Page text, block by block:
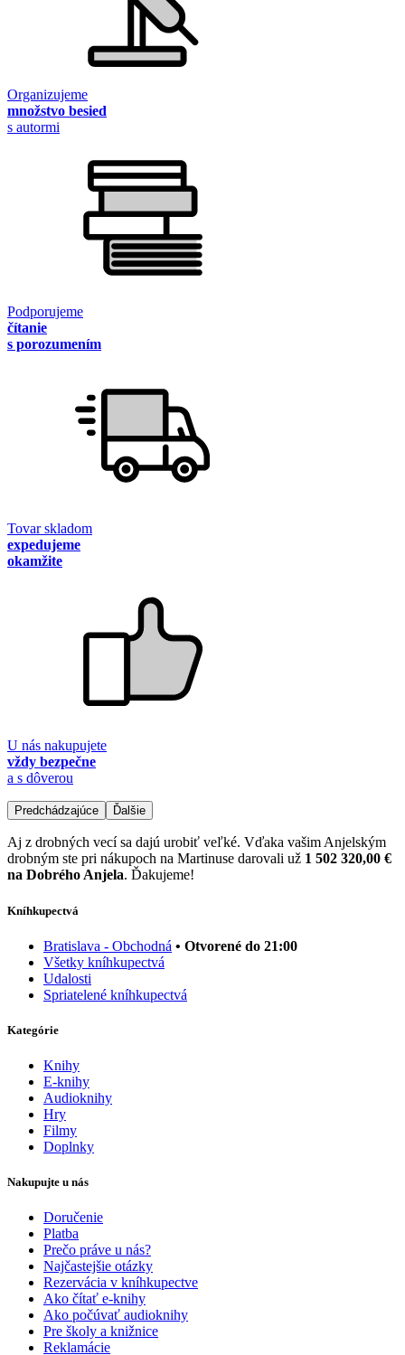
Organizujeme
množstvo besied
s autormi
Podporujeme
čítanie
s porozumením
Tovar skladom
expedujeme
okamžite
U nás nakupujete
vždy bezpečne
a s dôverou
Predchádzajúce Ďalšie
Aj z drobných vecí sa dajú urobiť veľké. Vďaka vašim Anjelským
drobným ste pri nákupoch na Martinuse darovali už 1 502 320,00 €
na Dobrého Anjela. Ďakujeme!
Kníhkupectvá
Bratislava - Obchodná • Otvorené do 21:00
Všetky kníhkupectvá
Udalosti
Spriatelené kníhkupectvá
Kategórie
Knihy
E-knihy
Audioknihy
Hry
Filmy
Doplnky
Nakupujte u nás
Doručenie
Platba
Prečo práve u nás?
Najčastejšie otázky
Rezervácia v kníhkupectve
Ako čítať e-knihy
Ako počúvať audioknihy
Pre školy a knižnice
Reklamácie